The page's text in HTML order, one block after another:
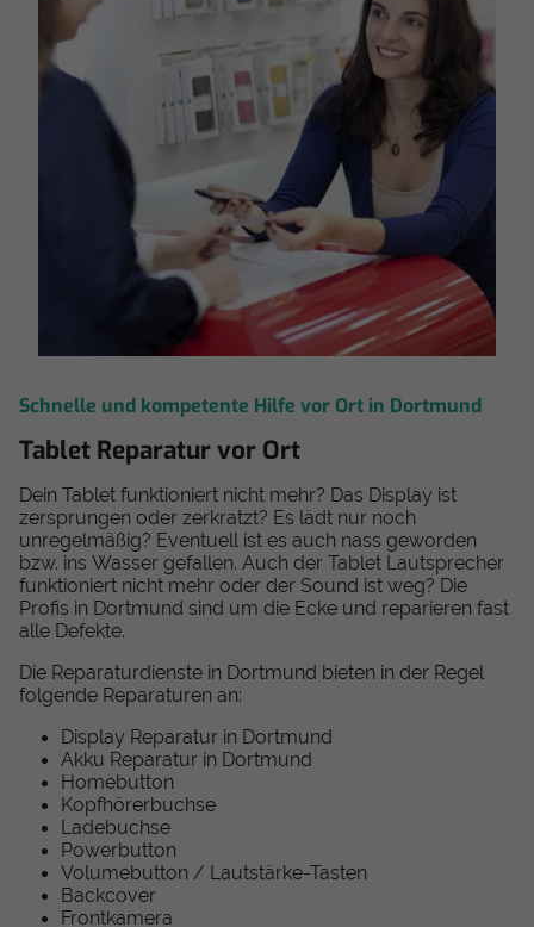
Schnelle und kompetente Hilfe vor Ort in Dortmund
Tablet Reparatur vor Ort
Dein Tablet funktioniert nicht mehr? Das Display ist
zersprungen oder zerkratzt? Es lädt nur noch
unregelmäßig? Eventuell ist es auch nass geworden
bzw. ins Wasser gefallen. Auch der Tablet Lautsprecher
funktioniert nicht mehr oder der Sound ist weg? Die
Profis in Dortmund sind um die Ecke und reparieren fast
alle Defekte.
Die Reparaturdienste in Dortmund bieten in der Regel
folgende Reparaturen an:
Display Reparatur in Dortmund
Akku Reparatur in Dortmund
Homebutton
Kopfhörerbuchse
Ladebuchse
Powerbutton
Volumebutton / Lautstärke-Tasten
Backcover
Frontkamera